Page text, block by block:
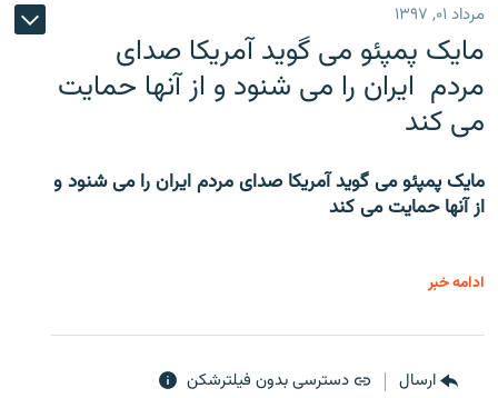
مرداد ۰۱, ۱۳۹۷
مایک پمپئو می گوید آمریکا صدای
مردم ایران را می شنود و از آنها حمایت
می کند
مایک پمپئو می گوید آمریکا صدای مردم ایران را می شنود و
از آنها حمایت می کند
ادامه خبر
ارسال دسترسی بدون فیلترشکن